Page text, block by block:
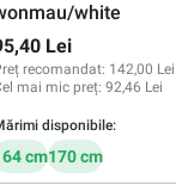
white
Lei
recomandat: 142,00 Lei
mai mic preț: 92,46 Lei
disponibile:
cm170 cm